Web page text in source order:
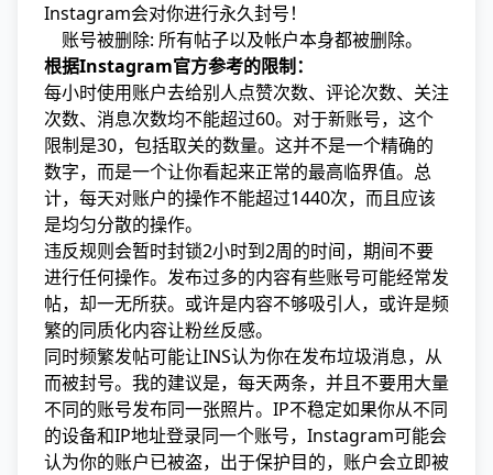
Instagram会对你进行永久封号！
账号被删除: 所有帖子以及帐户本身都被删除。
根据Instagram官方参考的限制：
每小时使用账户去给别人点赞次数、评论次数、关注
次数、消息次数均不能超过60。对于新账号，这个
限制是30，包括取关的数量。这并不是一个精确的
数字，而是一个让你看起来正常的最高临界值。总
计，每天对账户的操作不能超过1440次，而且应该
是均匀分散的操作。
违反规则会暂时封锁2小时到2周的时间，期间不要
进行任何操作。发布过多的内容有些账号可能经常发
帖，却一无所获。或许是内容不够吸引人，或许是频
繁的同质化内容让粉丝反感。
同时频繁发帖可能让INS认为你在发布垃圾消息，从
而被封号。我的建议是，每天两条，并且不要用大量
不同的账号发布同一张照片。IP不稳定如果你从不同
的设备和IP地址登录同一个账号，Instagram可能会
认为你的账户已被盗，出于保护目的，账户会立即被